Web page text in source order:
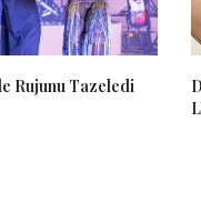
Rujunu Tazeledi